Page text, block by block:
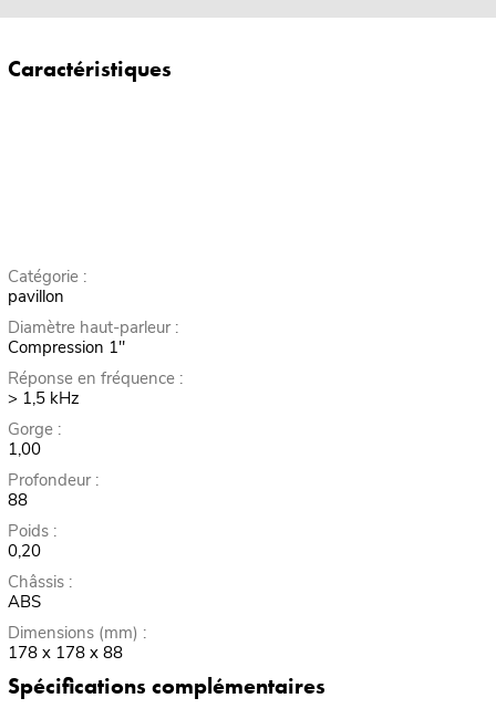
Caractéristiques
Catégorie :
pavillon
Diamètre haut-parleur :
Compression 1"
Réponse en fréquence :
> 1,5 kHz
Gorge :
1,00
Profondeur :
88
Poids :
0,20
Châssis :
ABS
Dimensions (mm) :
178 x 178 x 88
Spécifications complémentaires